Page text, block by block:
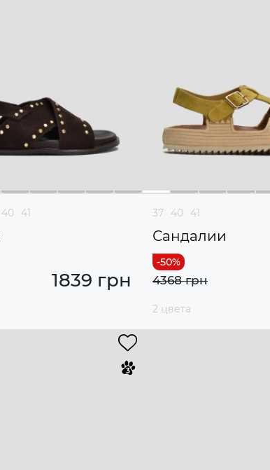
40 41
1839 грн
37 40 41
Сандалии
4368 грн
2 цвета